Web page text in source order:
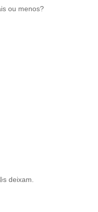
ou menos?
deixam.